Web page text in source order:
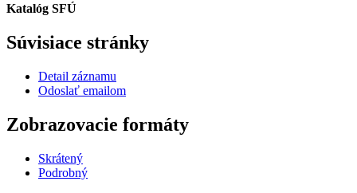
Katalóg SFÚ
Súvisiace stránky
Detail záznamu
Odoslať emailom
Zobrazovacie formáty
Skrátený
Podrobný